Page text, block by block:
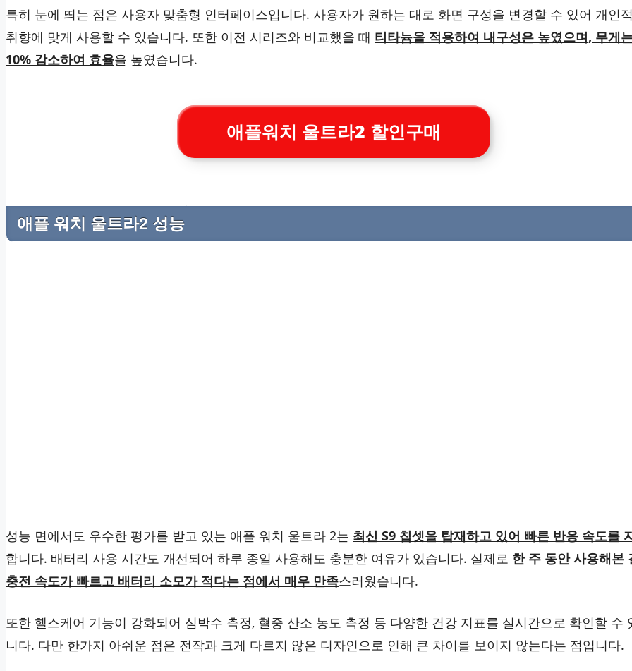
특히 눈에 띄는 점은 사용자 맞춤형 인터페이스입니다. 사용자가 원하는 대로 화면 구성을 변경할 수 있어 개인
취향에 맞게 사용할 수 있습니다. 또한 이전 시리즈와 비교했을 때 티타늄을 적용하여 내구성은 높였으며, 무게
10% 감소하여 효율을 높였습니다.
애플워치 울트라2 할인구매
애플 워치 울트라2 성능
성능 면에서도 우수한 평가를 받고 있는 애플 워치 울트라 2는 최신 S9 칩셋을 탑재하고 있어 빠른 반응 속도를
합니다. 배터리 사용 시간도 개선되어 하루 종일 사용해도 충분한 여유가 있습니다. 실제로 한 주 동안 사용해본
충전 속도가 빠르고 배터리 소모가 적다는 점에서 매우 만족스러웠습니다.
또한 헬스케어 기능이 강화되어 심박수 측정, 혈중 산소 농도 측정 등 다양한 건강 지표를 실시간으로 확인할 수
니다. 다만 한가지 아쉬운 점은 전작과 크게 다르지 않은 디자인으로 인해 큰 차이를 보이지 않는다는 점입니다.